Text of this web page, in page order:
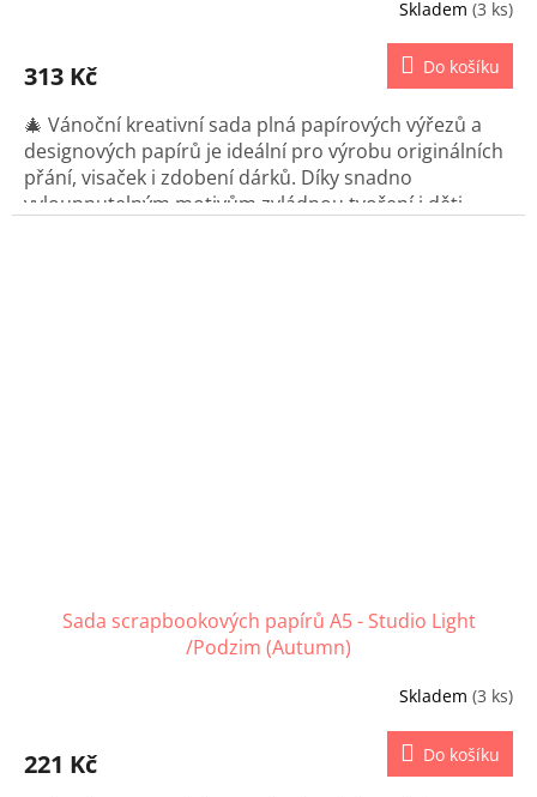
Skladem (3 ks)
313 Kč Do košíku
🎄 Vánoční kreativní sada plná papírových výřezů a
designových papírů je ideální pro výrobu originálních
přání, visaček i zdobení dárků. Díky snadno
vyloupnutelným motivům zvládnou tvoření i děti.
Sada scrapbookových papírů A5 - Studio Light
/Podzim (Autumn)
Skladem (3 ks)
221 Kč Do košíku